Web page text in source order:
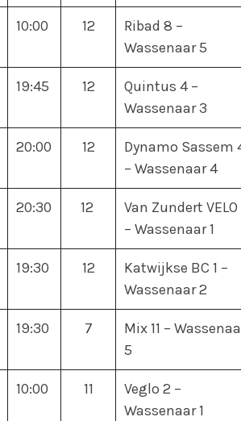
10:00 12
Ribad 8 –
Wassenaar 5
19:45 12
Quintus 4 –
Wassenaar 3
20:00 12
Dynamo Sassem
– Wassenaar 4
20:30 12
Van Zundert
– Wassenaar 1
19:30 12
Katwijkse BC 1 –
Wassenaar 2
19:30 7
Mix 11 –
5
10:00 11
Veglo 2 –
Wassenaar 1